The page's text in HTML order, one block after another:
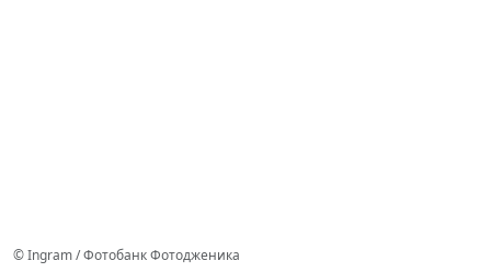
© Ingram / Фотобанк Фотодженика